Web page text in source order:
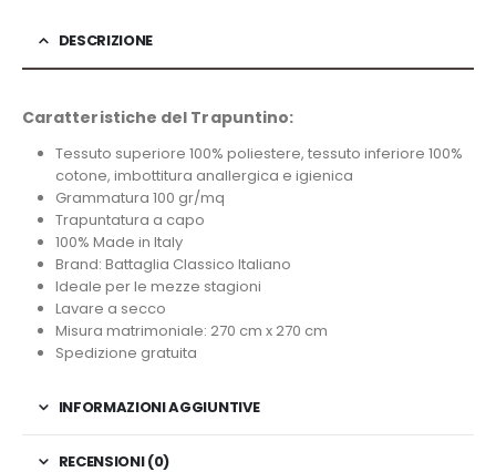
DESCRIZIONE
Caratteristiche del Trapuntino:
Tessuto superiore 100% poliestere, tessuto inferiore 100%
cotone, imbottitura anallergica e igienica
Grammatura 100 gr/mq
Trapuntatura a capo
100% Made in Italy
Brand: Battaglia Classico Italiano
Ideale per le mezze stagioni
Lavare a secco
Misura matrimoniale: 270 cm x 270 cm
Spedizione gratuita
INFORMAZIONI AGGIUNTIVE
RECENSIONI (0)